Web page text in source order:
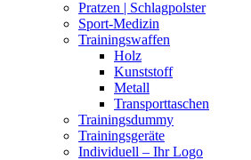
Pratzen | Schlagpolster
Sport-Medizin
Trainingswaffen
Holz
Kunststoff
Metall
Transporttaschen
Trainingsdummy
Trainingsgeräte
Individuell – Ihr Logo